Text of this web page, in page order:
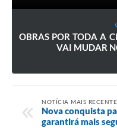
OBRAS POR TODA A
VAI MUDAR
NOTÍCIA MAIS RECENTE
Nova conquista
garantirá mais